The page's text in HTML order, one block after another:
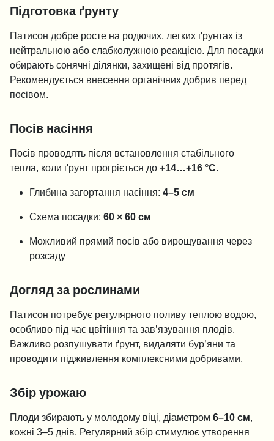
Підготовка ґрунту
Патисон добре росте на родючих, легких ґрунтах із
нейтральною або слабколужною реакцією. Для посадки
обирають сонячні ділянки, захищені від протягів.
Рекомендується внесення органічних добрив перед
посівом.
Посів насіння
Посів проводять після встановлення стабільного
тепла, коли ґрунт прогріється до +14…+16 °C
Глибина загортання насіння: 4–5 см
Схема посадки: 60 × 60 см
Можливий прямий посів або вирощування через
розсаду
Догляд за рослинами
Патисон потребує регулярного поливу теплою водою,
особливо під час цвітіння та зав’язування плодів.
Важливо розпушувати ґрунт, видаляти бур’яни та
проводити підживлення комплексними добривами.
Збір урожаю
Плоди збирають у молодому віці, діаметром 6–10 см
кожні 3–5 днів. Регулярний збір стимулює утворення